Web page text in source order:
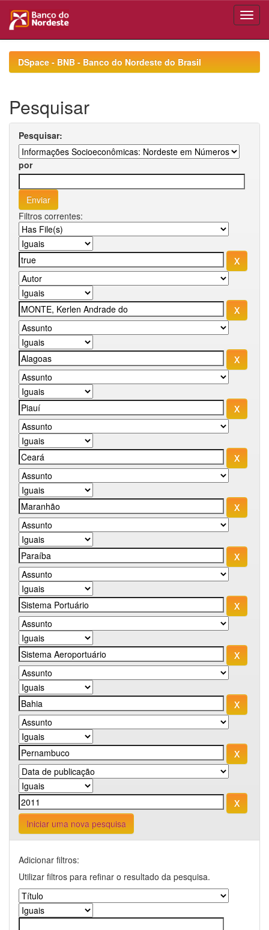
navigationDSpace - BNB - Banco do Nordeste do Brasil
Pesquisar
Pesquisar:
por
Filtros correntes:
Iniciar uma nova pesquisa
Adicionar filtros:
Utilizar filtros para refinar o resultado da pesquisa.